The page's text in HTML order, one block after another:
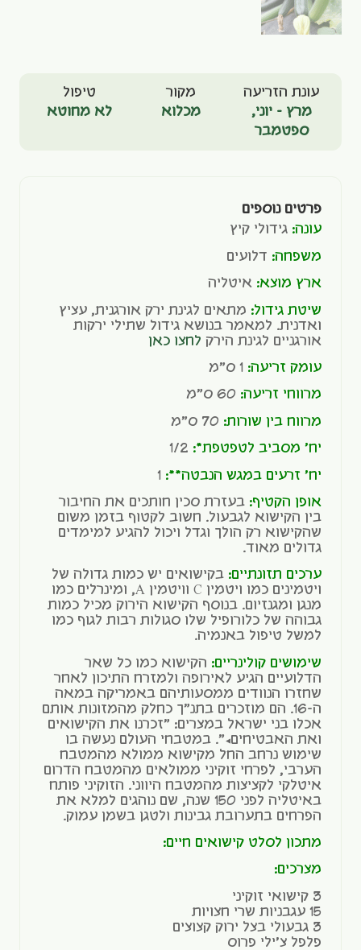
עונת הזריעה
מרץ - יוני,
ספטמבר
מקור
מכלוא
טיפול
לא מחוטא
פרטים נוספים
עונה: גידולי קיץ
משפחה: דלועים
ארץ מוצא: איטליה
שיטת גידול: מתאים לגינת ירק אורגנית, עציץ
ואדנית. למאמר בנושא גידול שתילי ירקות
אורגניים לגינת הירק לחצו כאן
עומק זריעה:
מרווחי זריעה:
מרווח בין שורות:
יח' מסביב לטפטפת*: 1/2
יח' זרעים במגש הנבטה**:
אופן הקטיף: בעזרת סכין חותכים את החיבור
בין הקישוא לגבעול. חשוב לקטוף בזמן משום
שהקישוא רק הולך וגדל ויכול להגיע למימדים
גדולים מאוד.
ערכים תזונתיים: בקישואים יש כמות גדולה של
ויטמינים כמו ויטמין C וויטמין A, ומינרלים כמו
מנגן ומגנזיום. בנוסף הקישוא הירוק מכיל כמות
גבוהה של כלורופיל שלו סגולות רבות לגוף כמו
למשל טיפול באנמיה.
שימושים קולינריים: הקישוא כמו כל שאר
הדלועיים הגיע לאירופה ולמזרח התיכון לאחר
שחזרו הנוודים ממסעותיהם באמריקה במאה
ה-16. הם מוזכרים בתנ"ך כחלק מהמזונות אותם
אכלו בני ישראל במצרים: "זכרנו את הקישואים
ואת האבטיחים…". במטבחי העולם נעשה בו
שימוש נרחב החל מקישוא ממולא מהמטבח
הערבי, לפרחי זוקיני ממולאים מהמטבח הדרום
איטלקי לקציצות מהמטבח היווני. הזוקיני פותח
באיטליה לפני 150 שנה, שם נוהגים למלא את
הפרחים בתערובת גבינות ולטגן בשמן עמוק.
מתכון לסלט קישואים חיים:
מצרכים:
3 קישואי זוקיני
15 עגבניות שרי חצויות
3 גבעולי בצל ירוק קצוצים
פלפל צ'ילי פרוס